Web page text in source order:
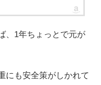
、1年ちょっとで元が
にも安全策がしかれて